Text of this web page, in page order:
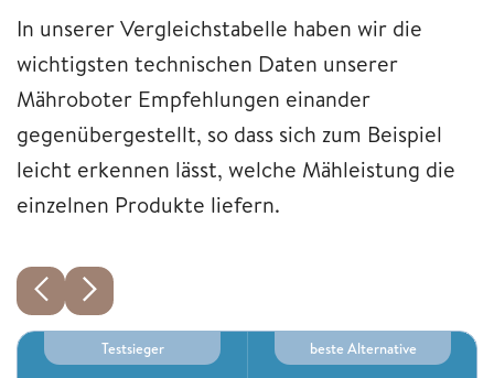
In unserer Vergleichstabelle haben wir die
wichtigsten technischen Daten unserer
Mähroboter Empfehlungen einander
gegenübergestellt, so dass sich zum Beispiel
leicht erkennen lässt, welche Mähleistung die
einzelnen Produkte liefern.
Testsieger beste Alternative